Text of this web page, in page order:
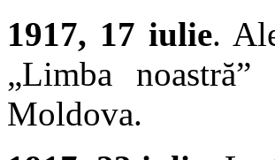
1917, 17 iulie.
„Limba
Moldova.